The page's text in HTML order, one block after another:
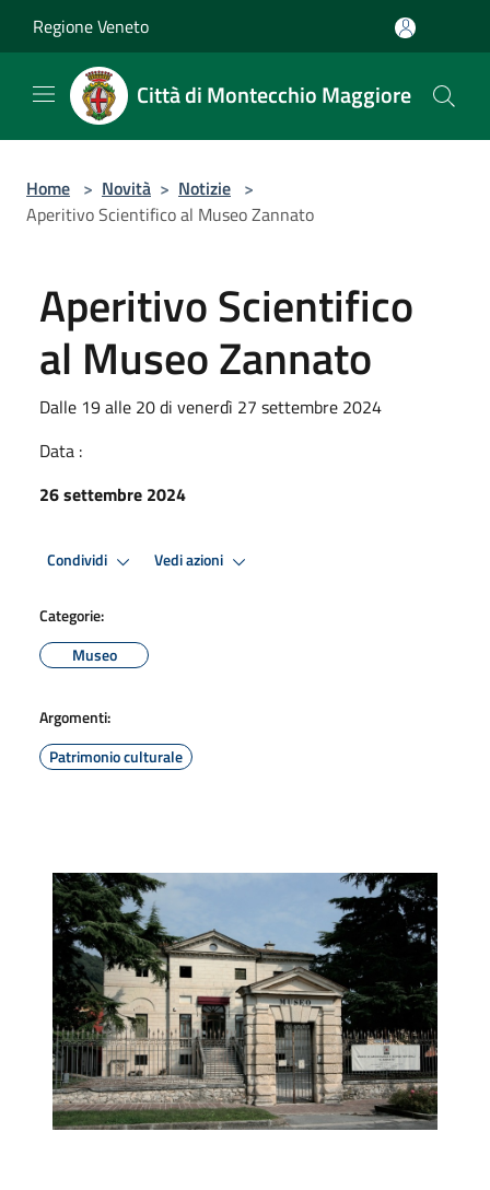
Regione Veneto
Città di Montecchio Maggiore
Home > Novità > Notizie >
Aperitivo Scientifico al Museo Zannato
Aperitivo Scientifico
al Museo Zannato
Dalle 19 alle 20 di venerdì 27 settembre 2024
Data :
26 settembre 2024
Condividi Vedi azioni
Categorie:
Museo
Argomenti:
Patrimonio culturale